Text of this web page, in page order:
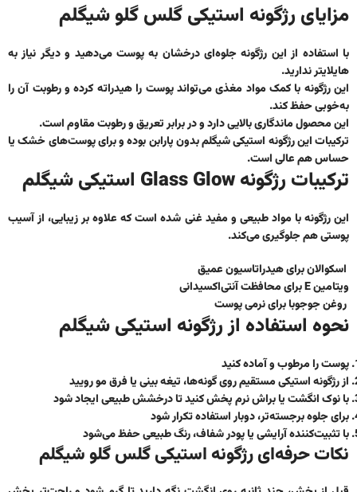
مزایای رژگونه استیکی گلس گلو شیگلم
با استفاده از این رژگونه جلوه‌ای درخشان به پوست می‌دهید و دیگر نیاز به
هایلایتر ندارید.
این رژگونه با کمک مواد مغذی می‌تواند پوست را هیدراته کرده و رطوبت آن را
به‌خوبی حفظ کند.
این محصول ماندگاری بالایی دارد و در برابر تعریق و رطوبت مقاوم است.
ترکیبات این رژگونه استیکی شیگلم بدون پارابن بوده و برای پوست‌های خشک یا
حساس هم عالی است.
ترکیبات رژگونه Glass Glow استیکی شیگلم
این رژگونه با مواد طبیعی و مفید غنی شده است که علاوه بر زیبایی، از آسیب
پوستی هم جلوگیری می‌کند.
اسکوالان برای هیدراتاسیون عمیق
ویتامین E برای محافظت آنتی‌اکسیدانی
روغن جوجوبا برای نرمی پوست
نحوه استفاده از رژگونه استیکی شیگلم
پوست را مرطوب و آماده کنید
ازرژگونه استیکیمستقیم روی گونه‌ها، تیغه بینی یا فرق مو رویید
با نوک انگشت یا براش نرم پخش کنید تا درخشش طبیعی ایجاد شود
برای جلوه برجسته‌تر، دوبار استفاده تکرار شود
با تثبیت‌کننده آرایشی یا پودر شفاف، رنگ طبیعی حفظ می‌شود
نکات حرفه‌ای رژگونه استیکی گلس گلو شیگلم